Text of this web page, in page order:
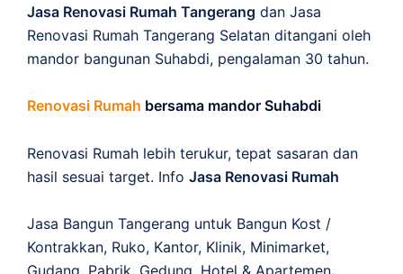
Jasa Renovasi Rumah Tangerang dan Jasa
Renovasi Rumah Tangerang Selatan ditangani oleh
mandor bangunan Suhabdi, pengalaman 30 tahun.
Renovasi Rumah bersama mandor Suhabdi
Renovasi Rumah lebih terukur, tepat sasaran dan
hasil sesuai target. Info Jasa Renovasi Rumah
Jasa Bangun Tangerang untuk Bangun Kost /
Kontrakkan, Ruko, Kantor, Klinik, Minimarket,
Gudang, Pabrik, Gedung, Hotel & Apartemen.